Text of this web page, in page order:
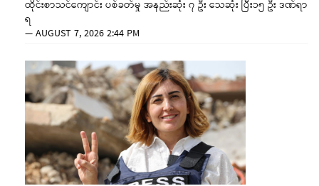
ထိုင်းစာသင်ကျောင်း ပစ်ခတ်မှု အနည်းဆုံး ၇ ဦး သေဆုံး ပြီး၁၅ ဦး ဒဏ်ရာ
ရ
—AUGUST 7, 2026 2:44 PM